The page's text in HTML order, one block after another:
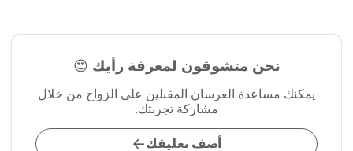
نحن متشوقون لمعرفة رأيك 😍
يمكنك مساعدة العرسان المقبلين على الزواج من خلال
مشاركة تجربتك.
أضف تعليقك